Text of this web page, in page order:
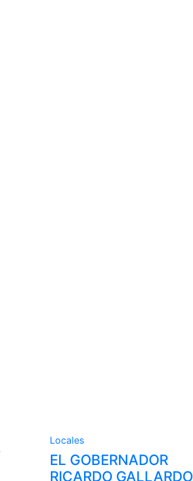
Locales
EL GOBERNADOR
RICARDO GALLARDO